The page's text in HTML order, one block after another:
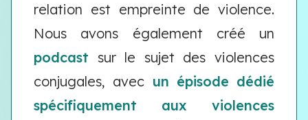
relation est empreinte de violence.
Nous avons également créé un
podcast sur le sujet des violences
conjugales, avec un épisode dédié
spécifiquement aux violences